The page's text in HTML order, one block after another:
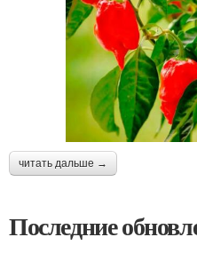
читать дальше →
Последние